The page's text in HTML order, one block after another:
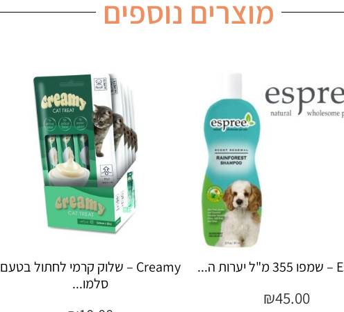
מוצרים נוספים
Creamy – שלוק קרמי לחתול בטעם
Creamy – שלוק קרמי לחתול בטעם
עוף...